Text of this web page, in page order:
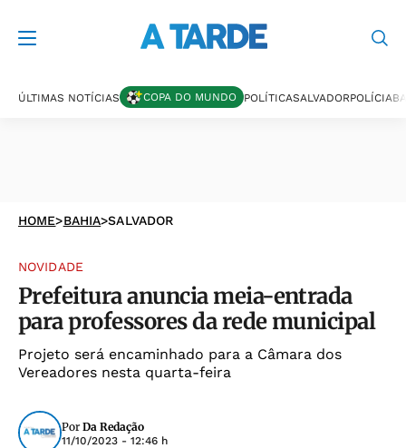
ÚLTIMAS NOTÍCIAS COPA DO MUNDO POLÍTICASALVADORPOLÍCIA
HOME>BAHIA>SALVADOR
NOVIDADE
Prefeitura anuncia meia-entrada
para professores da rede municipal
Projeto será encaminhado para a Câmara dos
Vereadores nesta quarta-feira
Por Da Redação
11/10/2023 - 12:46 h